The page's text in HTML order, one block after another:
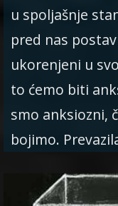
u spoljašnje
pred nas
ukorenjeni u
to ćemo biti
smo anksiozni,
bojimo.